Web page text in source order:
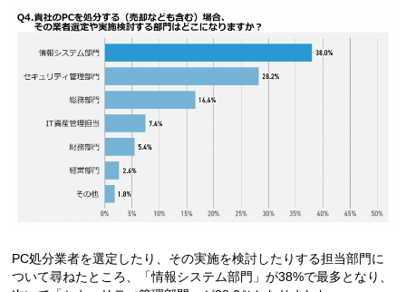
PC処分業者を選定したり、その実施を検討したりする担当部門に
ついて尋ねたところ、「情報システム部門」が38%で最多となり、